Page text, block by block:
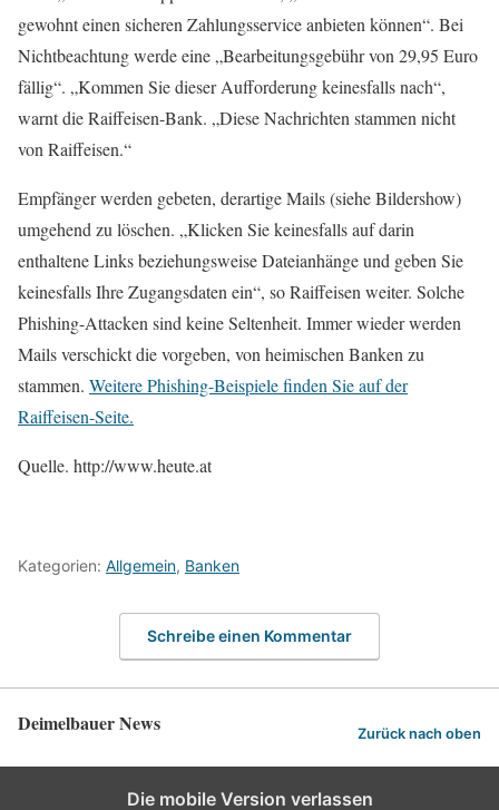
gewohnt einen sicheren Zahlungsservice anbieten können“. Bei
Nichtbeachtung werde eine „Bearbeitungsgebühr von 29,95 Euro
fällig“. „Kommen Sie dieser Aufforderung keinesfalls nach“,
warnt die Raiffeisen-Bank. „Diese Nachrichten stammen nicht
von Raiffeisen.“
Empfänger werden gebeten, derartige Mails (siehe Bildershow)
umgehend zu löschen. „Klicken Sie keinesfalls auf darin
enthaltene Links beziehungsweise Dateianhänge und geben Sie
keinesfalls Ihre Zugangsdaten ein“, so Raiffeisen weiter. Solche
Phishing-Attacken sind keine Seltenheit. Immer wieder werden
Mails verschickt die vorgeben, von heimischen Banken zu
stammen. Weitere Phishing-Beispiele finden Sie auf der
Raiffeisen-Seite.
Quelle. http://www.heute.at
Kategorien: Allgemein, Banken
Schreibe einen Kommentar
Deimelbauer News Zurück nach oben
Die mobile Version verlassen